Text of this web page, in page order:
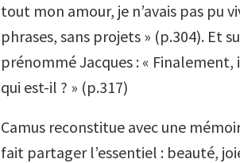
tout mon amour, je n’avais pas pu
phrases, sans projets » (p.304). Et
prénommé Jacques : «
qui est-il ? » (p.317)
Camus reconstitue avec une
fait partager l’essentiel : beauté,